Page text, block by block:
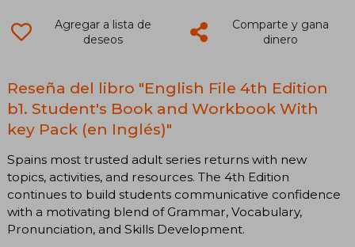
Agregar a lista de
deseos
Comparte y gana
dinero
Reseña del libro "English File 4th Edition
b1. Student's Book and Workbook With
key Pack (en Inglés)"
Spains most trusted adult series returns with new
topics, activities, and resources. The 4th Edition
continues to build students communicative confidence
with a motivating blend of Grammar, Vocabulary,
Pronunciation, and Skills Development.